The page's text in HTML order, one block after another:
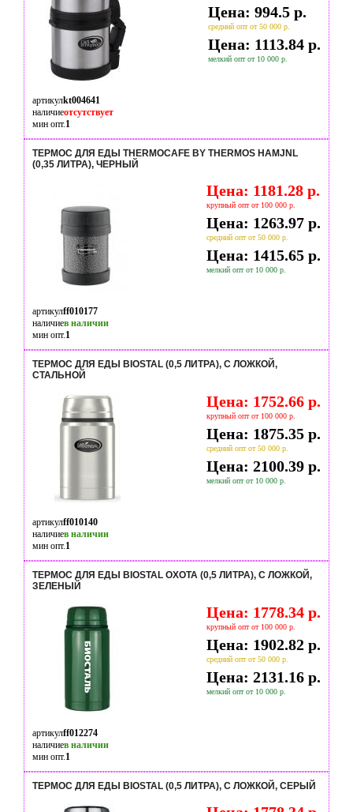
Цена: 994.5 р.
средний опт от 50 000 р.
Цена: 1113.84 р.
мелкий опт от 10 000 р.
артикулkt004641
наличиеотсутствует
мин опт.1
ТЕРМОС ДЛЯ ЕДЫ THERMOCAFE BY THERMOS HAMJNL
(0,35 ЛИТРА), ЧЕРНЫЙ
Цена: 1181.28 р.
крупный опт от 100 000 р.
Цена: 1263.97 р.
средний опт от 50 000 р.
Цена: 1415.65 р.
мелкий опт от 10 000 р.
артикулff010177
наличиев наличии
мин опт.1
ТЕРМОС ДЛЯ ЕДЫ BIOSTAL (0,5 ЛИТРА), С ЛОЖКОЙ,
СТАЛЬНОЙ
Цена: 1752.66 р.
крупный опт от 100 000 р.
Цена: 1875.35 р.
средний опт от 50 000 р.
Цена: 2100.39 р.
мелкий опт от 10 000 р.
артикулff010140
наличиев наличии
мин опт.1
ТЕРМОС ДЛЯ ЕДЫ BIOSTAL ОХОТА (0,5 ЛИТРА), С ЛОЖКОЙ,
ЗЕЛЕНЫЙ
Цена: 1778.34 р.
крупный опт от 100 000 р.
Цена: 1902.82 р.
средний опт от 50 000 р.
Цена: 2131.16 р.
мелкий опт от 10 000 р.
артикулff012274
наличиев наличии
мин опт.1
ТЕРМОС ДЛЯ ЕДЫ BIOSTAL (0,5 ЛИТРА), С ЛОЖКОЙ, СЕРЫЙ